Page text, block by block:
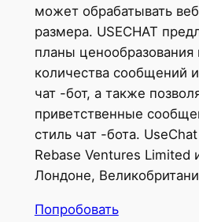
может обрабатывать
размера. USECHAT
планы ценообразования
количества сообщений
чат -бот, а также
приветственные
стиль чат -бота.
Rebase Ventures Limited
Лондоне,
Попробовать